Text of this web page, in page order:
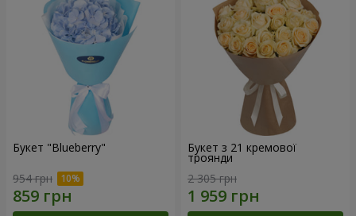
Букет "Blueberry"
954 грн
Букет з 21 кремової
троянди
2 305 грн